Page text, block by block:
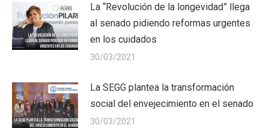
La “Revolución de la longevidad” llega
al senado pidiendo reformas urgentes
en los cuidados
30/03/2021
La SEGG plantea la transformación
social del envejecimiento en el senado
30/03/2021